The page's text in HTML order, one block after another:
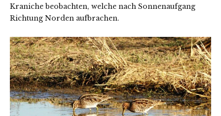
Kraniche beobachten, welche nach Sonnenaufgang
Richtung Norden aufbrachen.